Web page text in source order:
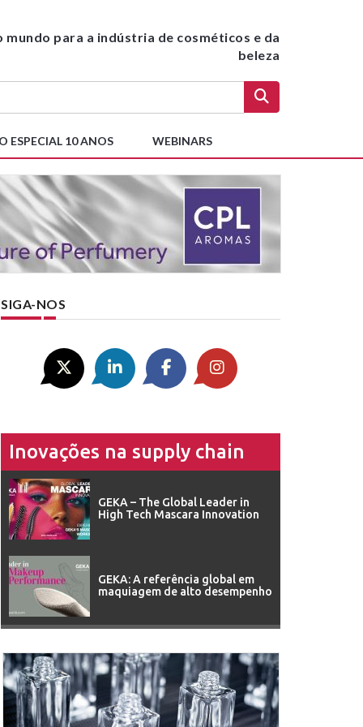
mundo para a indústria de cosméticos e da
beleza
ESPECIAL 10 ANOS WEBINARS
SIGA-NOS
Inovações na supply chain
GEKA – The Global Leader in
High Tech Mascara Innovation
GEKA: A referência global em
maquiagem de alto desempenho